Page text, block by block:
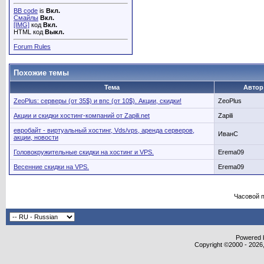
BB code is Вкл.
Смайлы Вкл.
[IMG] код Вкл.
HTML код Выкл.
Forum Rules
Похожие темы
Тема
Автор
ZeoPlus: серверы (от 35$) и впс (от 10$). Акции, скидки!
ZeoPlus
Акции и скидки хостинг-компаний от Zapili.net Zapili
евробайт - виртуальный хостинг, Vds/vps, аренда серверов,
акции, новости
ИванС
Головокружительные скидки на хостинг и VPS. Erema09
Весенние скидки на VPS. Erema09
Часовой
Powered
Copyright ©2000 -